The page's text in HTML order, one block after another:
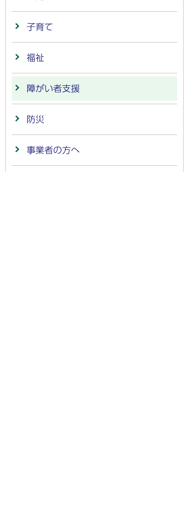
子育て
福祉
障がい者支援
防災
事業者の方へ